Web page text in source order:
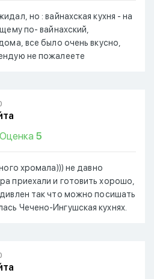
но : вайнахская кухня - на
по- вайнахский,
все было очень вкусно,
не пожалеете
Оценка 5
хромала))) не давно
приехали и готовить хорошо,
так что можно посишать
Чечено-Ингушская кухнях.